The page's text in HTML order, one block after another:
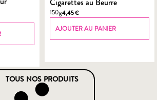
Cigarettes au Beurre
150g4,45€
AJOUTER AU PANIER
TOUS NOS PRODUITS